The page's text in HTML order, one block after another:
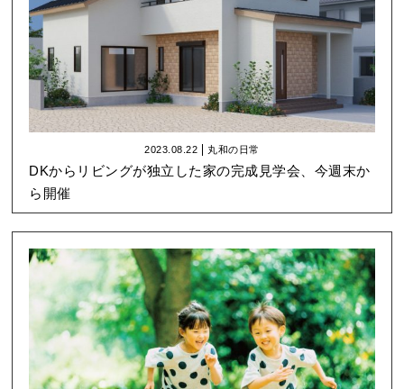
2023.08.22 丸和の日常
DKからリビングが独立した家の完成見学会、今週末か
ら開催